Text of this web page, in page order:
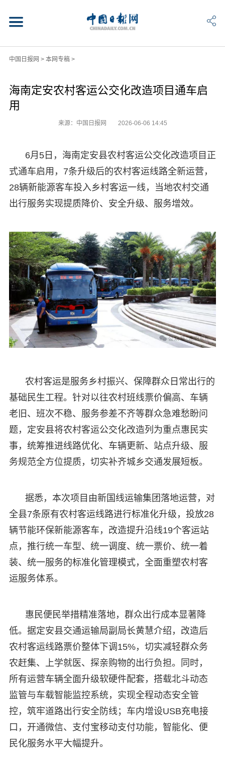
中国日报网 > 本网专稿>
海南定安农村客运公交化改造项目通车启
用
来源：中国日报网 2026-06-06 14:45
6月5日，海南定安县农村客运公交化改造项目正
式通车启用，7条升级后的农村客运线路全新运营，
28辆新能源客车投入乡村客运一线，当地农村交通
出行服务实现提质降价、安全升级、服务增效。
农村客运是服务乡村振兴、保障群众日常出行的
基础民生工程。针对以往农村班线票价偏高、车辆
老旧、班次不稳、服务参差不齐等群众急难愁盼问
题，定安县将农村客运公交化改造列为重点惠民实
事，统筹推进线路优化、车辆更新、站点升级、服
务规范全方位提质，切实补齐城乡交通发展短板。
据悉，本次项目由新国线运输集团落地运营，对
全县7条原有农村客运线路进行标准化升级，投放28
辆节能环保新能源客车，改造提升沿线19个客运站
点，推行统一车型、统一调度、统一票价、统一着
装、统一服务的标准化管理模式，全面重塑农村客
运服务体系。
惠民便民举措精准落地，群众出行成本显著降
低。据定安县交通运输局副局长黄慧介绍，改造后
农村客运线路票价整体下调15%，切实减轻群众务
农赶集、上学就医、探亲购物的出行负担。同时，
所有运营车辆全面升级软硬件配套，搭载北斗动态
监管与车载智能监控系统，实现全程动态安全管
控，筑牢道路出行安全防线；车内增设USB充电接
口，开通微信、支付宝移动支付功能，智能化、便
民化服务水平大幅提升。